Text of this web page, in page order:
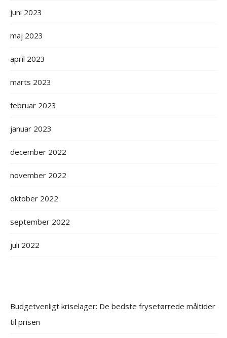
juni 2023
maj 2023
april 2023
marts 2023
februar 2023
januar 2023
december 2022
november 2022
oktober 2022
september 2022
juli 2022
Budgetvenligt kriselager: De bedste frysetørrede måltider
til prisen